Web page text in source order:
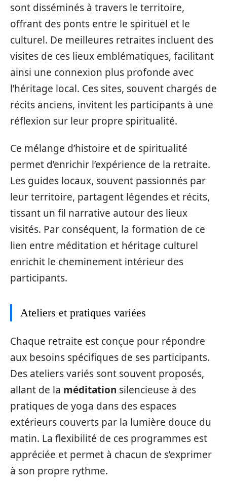
sont disséminés à travers le territoire,
offrant des ponts entre le spirituel et le
culturel. De meilleures retraites incluent des
visites de ces lieux emblématiques, facilitant
ainsi une connexion plus profonde avec
l’héritage local. Ces sites, souvent chargés de
récits anciens, invitent les participants à une
réflexion sur leur propre spiritualité.
Ce mélange d’histoire et de spiritualité
permet d’enrichir l’expérience de la retraite.
Les guides locaux, souvent passionnés par
leur territoire, partagent légendes et récits,
tissant un fil narrative autour des lieux
visités. Par conséquent, la formation de ce
lien entre méditation et héritage culturel
enrichit le cheminement intérieur des
participants.
Ateliers et pratiques variées
Chaque retraite est conçue pour répondre
aux besoins spécifiques de ses participants.
Des ateliers variés sont souvent proposés,
allant de la méditation silencieuse à des
pratiques de yoga dans des espaces
extérieurs couverts par la lumière douce du
matin. La flexibilité de ces programmes est
appréciée et permet à chacun de s’exprimer
à son propre rythme.